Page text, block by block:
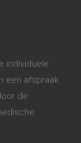
individuele
een afspraak
de